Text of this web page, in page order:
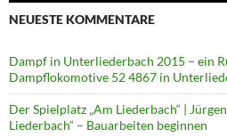
NEUESTE KOMMENTARE
Dampf in Unterliederbach 2015 – ein
Dampflokomotive 52 4867 in
Der Spielplatz „Am Liederbach“ |
Liederbach“ – Bauarbeiten beginnen